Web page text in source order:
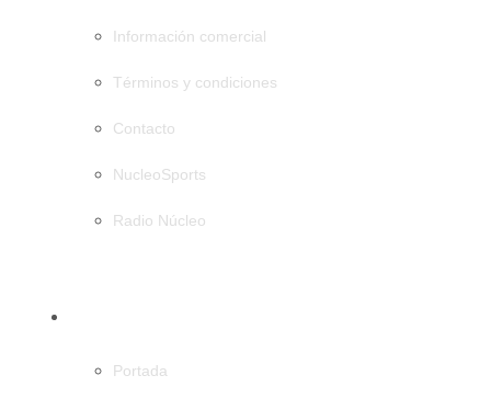
Información comercial
Términos y condiciones
Contacto
NucleoSports
Radio Núcleo
Portada